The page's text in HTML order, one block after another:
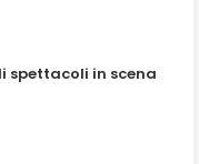
spettacoli in scena